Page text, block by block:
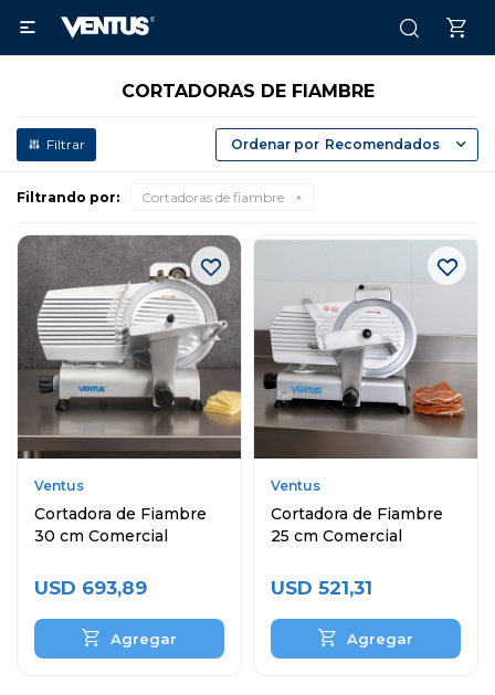

CORTADORAS DE FIAMBRE
Recomendados
Filtrando por: Cortadoras de fiambre
Ventus
Cortadora de Fiambre
30 cm Comercial
USD 693,89
Ventus
Cortadora de Fiambre
25 cm Comercial
USD 521,31